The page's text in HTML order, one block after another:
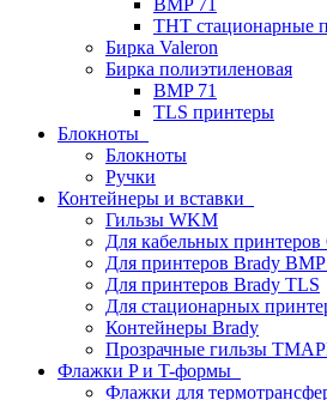
BMP 71
THT стационарные
Бирка Valeron
Бирка полиэтиленовая
BMP 71
TLS принтеры
Блокноты
Блокноты
Ручки
Контейнеры и вставки
Гильзы WKM
Для кабельных
Для принтеров Brady BMP
Для принтеров Brady TLS
Для стационарных
Контейнеры Brady
Прозрачные гильзы
Флажки P и T-формы
Флажки для